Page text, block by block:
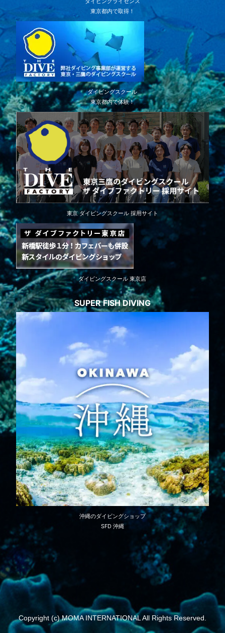
東京都内で取得！
ダイビングスクール
東京都内で体験！
東京 ダイビングスクール 採用サイト
ダイビングスクール 東京店
SUPER FISH DIVING
沖縄のダイビングショップ
SFD 沖縄
Copyright (c) MOMA INTERNATIONAL All Rights Reserved.